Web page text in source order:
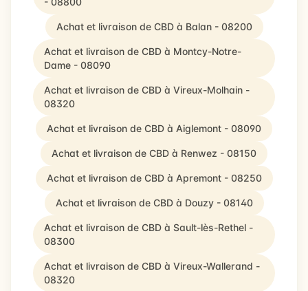
Achat et livraison de CBD à Balan - 08200
Achat et livraison de CBD à Montcy-Notre-
Dame - 08090
Achat et livraison de CBD à Vireux-Molhain -
08320
Achat et livraison de CBD à Aiglemont - 08090
Achat et livraison de CBD à Renwez - 08150
Achat et livraison de CBD à Apremont - 08250
Achat et livraison de CBD à Douzy - 08140
Achat et livraison de CBD à Sault-lès-Rethel -
08300
Achat et livraison de CBD à Vireux-Wallerand -
08320